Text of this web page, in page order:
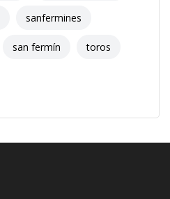
sanfermines
san fermín toros